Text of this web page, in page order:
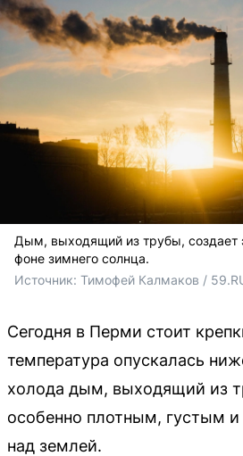
Дым, выходящий из трубы, создает
фоне зимнего солнца.
Источник: Тимофей Калмаков /
Сегодня в Перми стоит
температура опускалась
холода дым, выходящий из
особенно плотным, густым и
над землей.